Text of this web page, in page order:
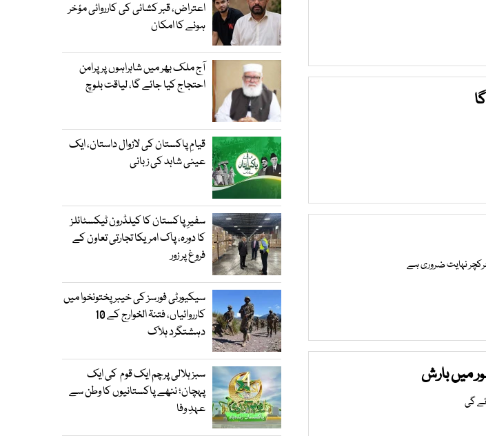
نہایت ضروری ہے
میں بارش
گی
اعتراض، قبر کشائی کی کارروائی مؤخر
ہونے کا امکان
آج ملک بھر میں شاہراہوں پر پرامن
احتجاج کیا جائے گا، لیاقت بلوچ
قیامِ پاکستان کی لازوال داستان، ایک
عینی شاہد کی زبانی
سفیرِ پاکستان کا کیلڈرون ٹیکسٹائلز
کا دورہ، پاک امریکا تجارتی تعاون کے
فروغ پر زور
سیکیورٹی فورسز کی خیبر پختونخوا میں
کارروائیاں، فتنۃ الخوارج کے 10
دہشتگرد ہلاک
سبز ہلالی پرچم ایک قوم کی ایک
پہچان؛ ننھے پاکستانیوں کا وطن سے
عہدِ وفا